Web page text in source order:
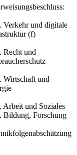
Verkehr und digitale
(f)
Recht und
Wirtschaft und
Arbeit und Soziales
Bildung, Forschung